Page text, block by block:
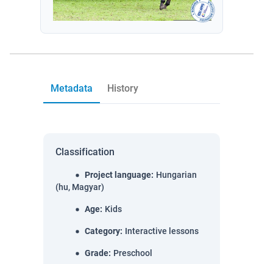
Metadata History
Classification
Project language: Hungarian
(hu, Magyar)
Age: Kids
Category: Interactive lessons
Grade: Preschool